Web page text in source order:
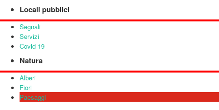
Locali pubblici
Segnali
Servizi
Covid 19
Natura
Alberi
Fiori
Paesaggi